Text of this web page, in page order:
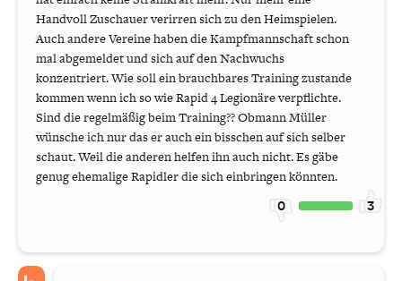
Handvoll Zuschauer verirren sich zu den Heimspielen.
Auch andere Vereine haben die Kampfmannschaft schon
mal abgemeldet und sich auf den Nachwuchs
konzentriert. Wie soll ein brauchbares Training zustande
kommen wenn ich so wie Rapid 4 Legionäre verpflichte.
Sind die regelmäßig beim Training?? Obmann Müller
wünsche ich nur das er auch ein bisschen auf sich selber
schaut. Weil die anderen helfen ihn auch nicht. Es gäbe
genug ehemalige Rapidler die sich einbringen könnten.
0 3